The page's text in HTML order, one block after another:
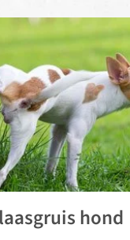
hond